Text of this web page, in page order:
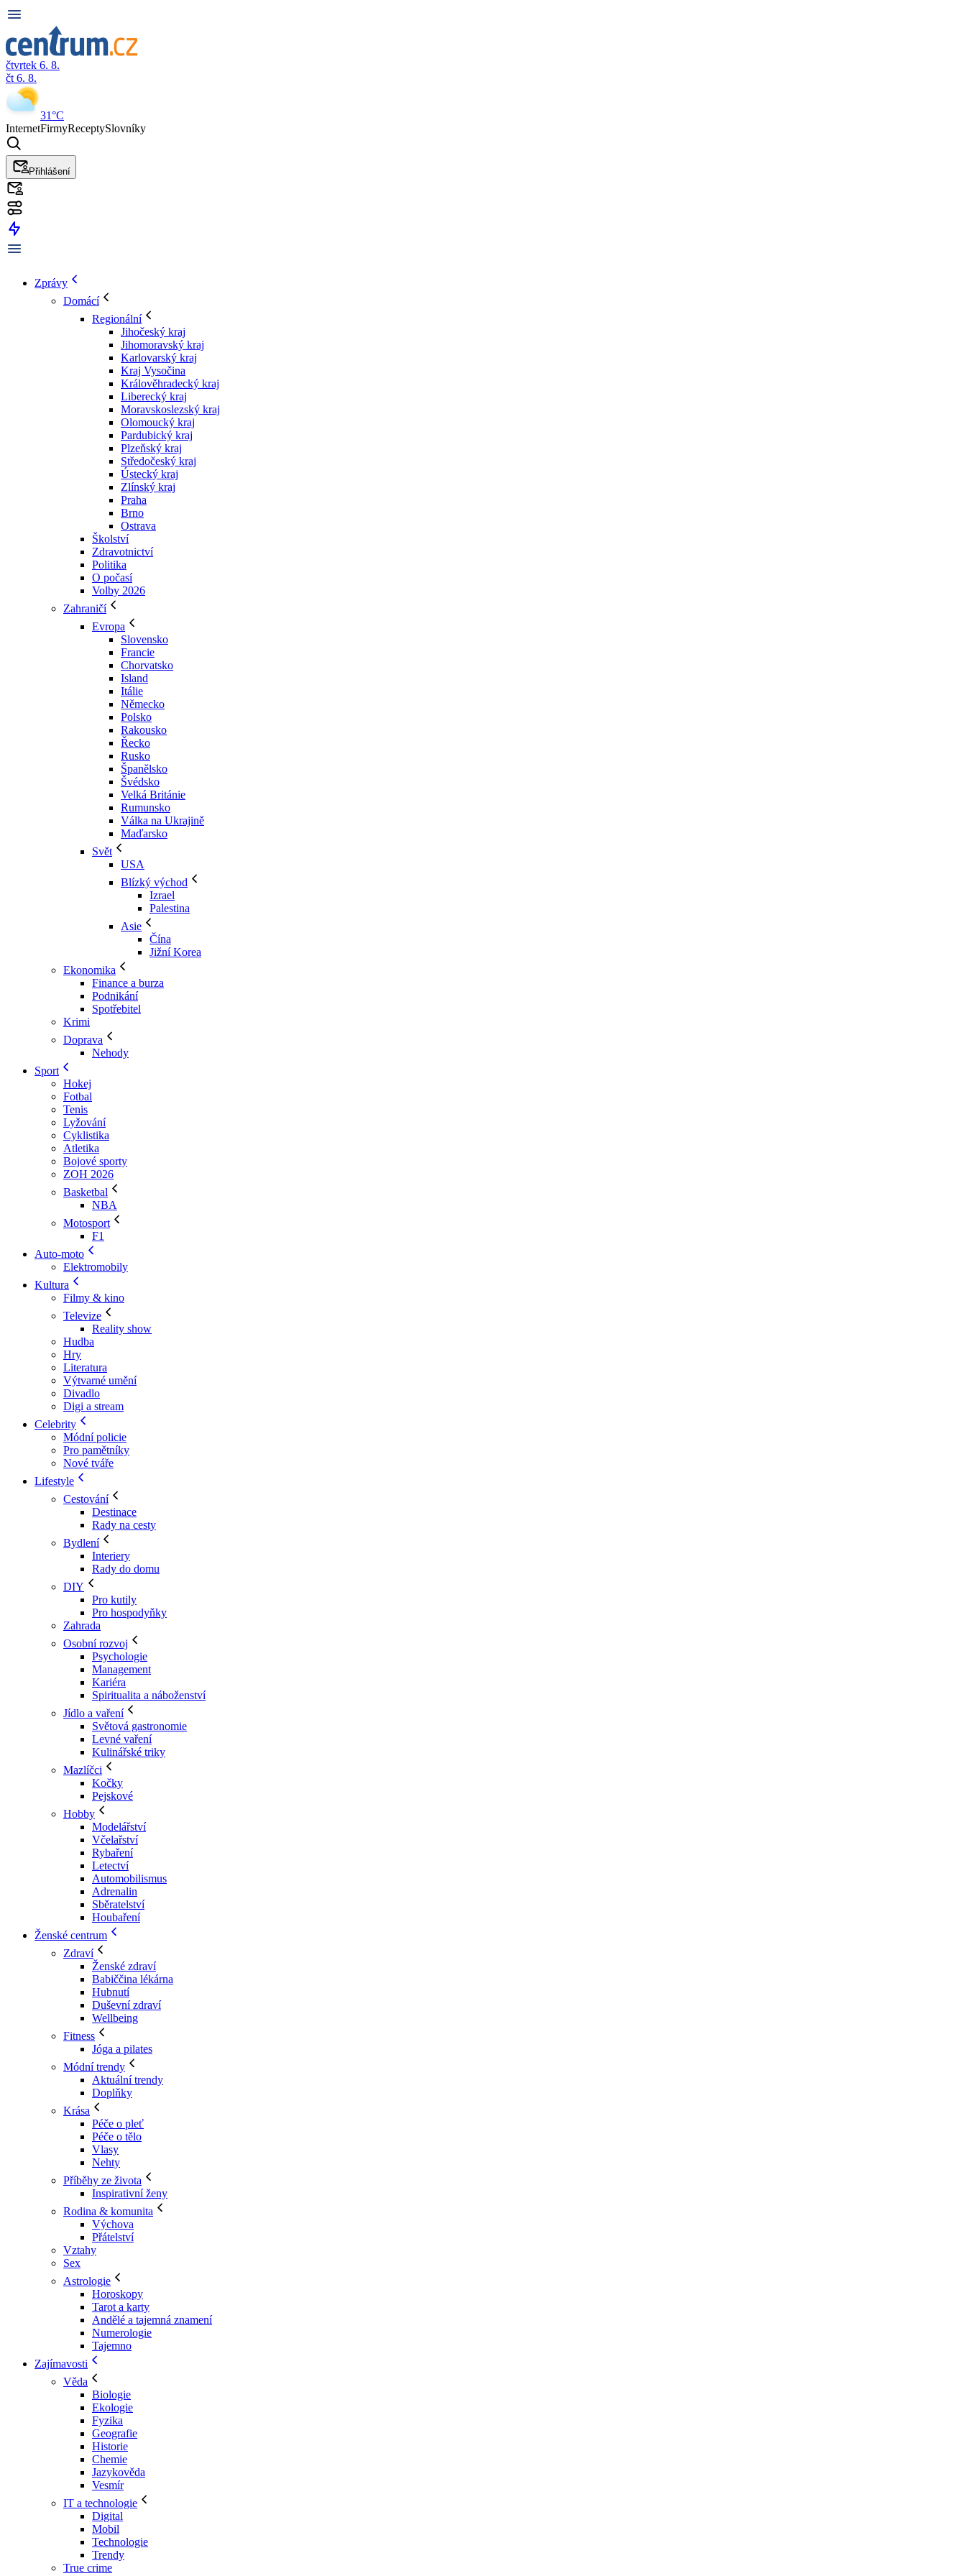
čtvrtek 6. 8.
čt 6. 8.
31°C
InternetFirmyReceptySlovníky
Přihlášení
Zprávy
Domácí
Regionální
Jihočeský kraj
Jihomoravský kraj
Karlovarský kraj
Kraj Vysočina
Králověhradecký kraj
Liberecký kraj
Moravskoslezský kraj
Olomoucký kraj
Pardubický kraj
Plzeňský kraj
Středočeský kraj
Ústecký kraj
Zlínský kraj
Praha
Brno
Ostrava
Školství
Zdravotnictví
Politika
O počasí
Volby 2026
Zahraničí
Evropa
Slovensko
Francie
Chorvatsko
Island
Itálie
Německo
Polsko
Rakousko
Řecko
Rusko
Španělsko
Švédsko
Velká Británie
Rumunsko
Válka na Ukrajině
Maďarsko
Svět
USA
Blízký východ
Izrael
Palestina
Asie
Čína
Jižní Korea
Ekonomika
Finance a burza
Podnikání
Spotřebitel
Krimi
Doprava
Nehody
Sport
Hokej
Fotbal
Tenis
Lyžování
Cyklistika
Atletika
Bojové sporty
ZOH 2026
Basketbal
NBA
Motosport
F1
Auto-moto
Elektromobily
Kultura
Filmy & kino
Televize
Reality show
Hudba
Hry
Literatura
Výtvarné umění
Divadlo
Digi a stream
Celebrity
Módní policie
Pro pamětníky
Nové tváře
Lifestyle
Cestování
Destinace
Rady na cesty
Bydlení
Interiery
Rady do domu
DIY
Pro kutily
Pro hospodyňky
Zahrada
Osobní rozvoj
Psychologie
Management
Kariéra
Spiritualita a náboženství
Jídlo a vaření
Světová gastronomie
Levné vaření
Kulinářské triky
Mazlíčci
Kočky
Pejskové
Hobby
Modelářství
Včelařství
Rybaření
Letectví
Automobilismus
Adrenalin
Sběratelství
Houbaření
Ženské centrum
Zdraví
Ženské zdraví
Babiččina lékárna
Hubnutí
Duševní zdraví
Wellbeing
Fitness
Jóga a pilates
Módní trendy
Aktuální trendy
Doplňky
Krása
Péče o pleť
Péče o tělo
Vlasy
Nehty
Příběhy ze života
Inspirativní ženy
Rodina & komunita
Výchova
Přátelství
Vztahy
Sex
Astrologie
Horoskopy
Tarot a karty
Andělé a tajemná znamení
Numerologie
Tajemno
Zajímavosti
Věda
Biologie
Ekologie
Fyzika
Geografie
Historie
Chemie
Jazykověda
Vesmír
IT a technologie
Digital
Mobil
Technologie
Trendy
True crime